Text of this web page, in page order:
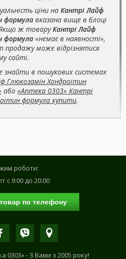
ціни на Кантрі Лайф
формула вказана вище в блоці
ж товаруКантрі Лайф
формула «немає в наявності»,
може відрізнятися
сайті.
в пошукових системах
Глюкозамін Хондроітин
або «Аптека 0303» Кантрі
формула купити.
роботи:
с 9:00 до 20:00
по телефону
0303» - З Вами з 2005 року!